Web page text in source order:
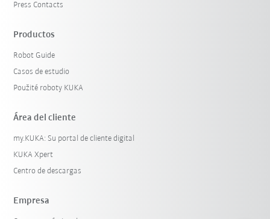
Press Contacts
Productos
Robot Guide
Casos de estudio
Použité roboty KUKA
Área del cliente
my.KUKA: Su portal de cliente digital
KUKA Xpert
Centro de descargas
Empresa